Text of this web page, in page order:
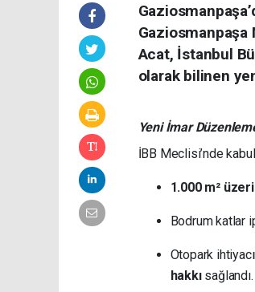
Gaziosmanpaşa
Acat, İstanbul
olarak bilinen
Yeni İmar
İBB Meclisi’nde
1.000 m²
Bodrum katlar
Otopark
hakkısağlandı.